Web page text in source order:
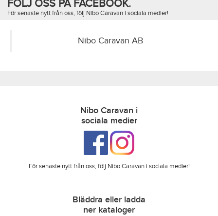
FÖLJ OSS PÅ FACEBOOK.
För senaste nytt från oss, följ Nibo Caravan i sociala medier!
Nibo Caravan AB
Nibo Caravan i
sociala medier
För senaste nytt från oss, följ Nibo Caravan i sociala medier!
Bläddra eller ladda
ner kataloger